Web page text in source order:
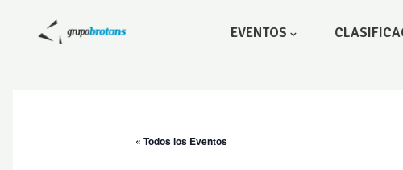
EVENTOS
« Todos los Eventos